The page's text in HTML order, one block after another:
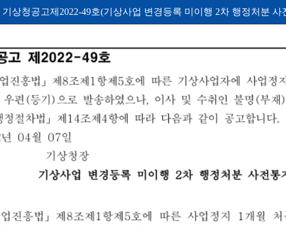
기상청공고제2022-49호(기상사업 변경등록 미이행 2차 행정처분